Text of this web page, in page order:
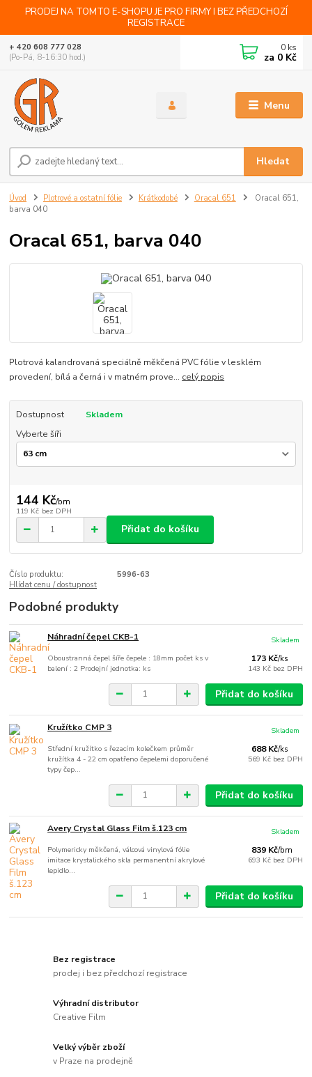
PRODEJ NA TOMTO E-SHOPU JE PRO FIRMY I BEZ PŘEDCHOZÍ
REGISTRACE
Menu
Hledat
+ 420 608 777 028
(Po-Pá, 8-16:30 hod.)
0 ks
za 0 Kč
Úvod Plotrové a ostatní fólie Krátkodobé Oracal 651
Oracal 651,
barva 040
Oracal 651, barva 040
Plotrová kalandrovaná speciálně měkčená PVC fólie v lesklém
provedení, bílá a černá i v matném prove... celý popis
Dostupnost
Skladem
Vyberte šíři
144 Kč/bm
119 Kč bez DPH
Přidat do košíku
Číslo produktu:
5996-63
Hlídat cenu / dostupnost
Podobné produkty
Náhradní čepel CKB-1
Oboustranná čepel šíře čepele : 18mm počet ks v
balení : 2 Prodejní jednotka: ks
173 Kč/ks
143 Kč bez DPH
Skladem
Přidat do košíku
Kružítko CMP 3
Střední kružítko s řezacím kolečkem průměr
kružítka 4 - 22 cm opatřeno čepelemi doporučené
typy čep...
688 Kč/ks
569 Kč bez DPH
Skladem
Přidat do košíku
Avery Crystal Glass Film š.123 cm
Polymericky měkčená, válcová vinylová fólie
imitace krystalického skla permanentní akrylové
lepidlo...
839 Kč/bm
693 Kč bez DPH
Skladem
Přidat do košíku
Bez registrace
prodej i bez předchozí registrace
Výhradní distributor
Creative Film
Velký výběr zboží
v Praze na prodejně